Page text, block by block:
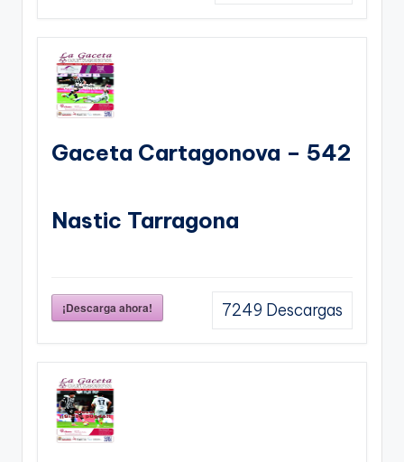
Gaceta Cartagonova – 542
Nastic Tarragona
¡Descarga ahora! 7249 Descargas